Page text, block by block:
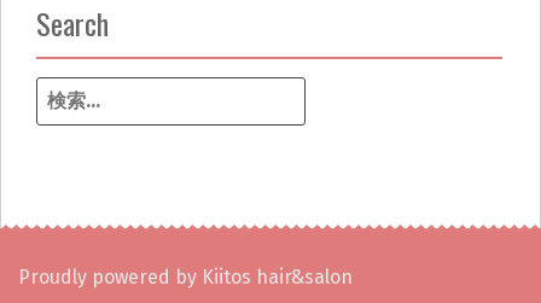
Search
検
索
Proudly powered by Kiitos hair&salon